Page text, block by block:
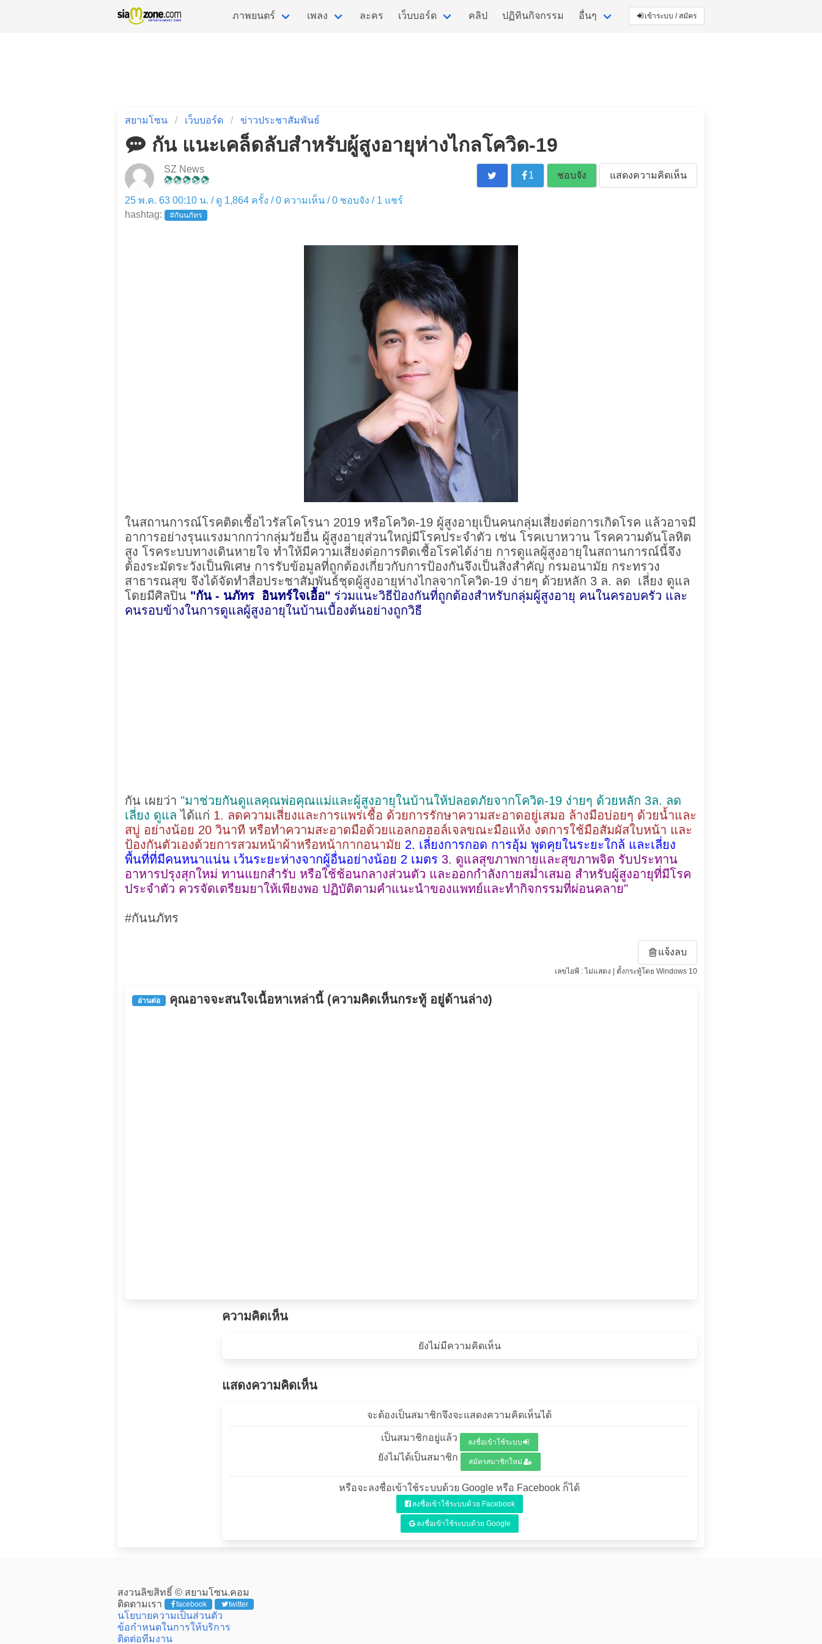
ภาพยนตร์ เพลง ละคร เว็บบอร์ด คลิป ปฏิทินกิจกรรม อื่นๆ เข้าระบบ / สมัคร
สยามโซน เว็บบอร์ด ข่าวประชาสัมพันธ์
กัน แนะเคล็ดลับสำหรับผู้สูงอายุห่างไกลโควิด-19
SZ News
1 ชอบจัง แสดงความคิดเห็น
25 พ.ค. 63 00:10 น. / ดู 1,864 ครั้ง / 0 ความเห็น /0 ชอบจัง / 1 แชร์
hashtag:
#กันนภัทร
ในสถานการณ์โรคติดเชื้อไวรัสโคโรนา 2019 หรือโควิด-19 ผู้สูงอายุเป็นคนกลุ่มเสี่ยงต่อการเกิดโรค แล้วอาจมี
อาการอย่างรุนแรงมากกว่ากลุ่มวัยอื่น ผู้สูงอายุส่วนใหญ่มีโรคประจำตัว เช่น โรคเบาหวาน โรคความดันโลหิต
สูง โรคระบบทางเดินหายใจ ทำให้มีความเสี่ยงต่อการติดเชื้อโรคได้ง่าย การดูแลผู้สูงอายุในสถานการณ์นี้จึง
ต้องระมัดระวังเป็นพิเศษ การรับข้อมูลที่ถูกต้องเกี่ยวกับการป้องกันจึงเป็นสิ่งสำคัญ กรมอนามัย กระทรวง
สาธารณสุข จึงได้จัดทำสื่อประชาสัมพันธ์ชุดผู้สูงอายุห่างไกลจากโควิด-19 ง่ายๆ ด้วยหลัก 3 ล. ลด เลี่ยง ดูแล
โดยมีศิลปิน "กัน - นภัทร อินทร์ใจเอื้อ" ร่วมแนะวิธีป้องกันที่ถูกต้องสำหรับกลุ่มผู้สูงอายุ คนในครอบครัว และ
คนรอบข้างในการดูแลผู้สูงอายุในบ้านเบื้องต้นอย่างถูกวิธี
กัน เผยว่า "มาช่วยกันดูแลคุณพ่อคุณแม่และผู้สูงอายุในบ้านให้ปลอดภัยจากโควิด-19 ง่ายๆ ด้วยหลัก 3ล. ลด
เลี่ยง ดูแล ได้แก่ 1. ลดความเสี่ยงและการแพร่เชื้อ ด้วยการรักษาความสะอาดอยู่เสมอ ล้างมือบ่อยๆ ด้วยน้ำและ
สบู่ อย่างน้อย 20 วินาที หรือทำความสะอาดมือด้วยแอลกอฮอล์เจลขณะมือแห้ง งดการใช้มือสัมผัสใบหน้า และ
ป้องกันตัวเองด้วยการสวมหน้าผ้าหรือหน้ากากอนามัย 2. เลี่ยงการกอด การอุ้ม พูดคุยในระยะใกล้ และเลี่ยง
พื้นที่ที่มีคนหนาแน่น เว้นระยะห่างจากผู้อื่นอย่างน้อย 2 เมตร 3. ดูแลสุขภาพกายและสุขภาพจิต รับประทาน
อาหารปรุงสุกใหม่ ทานแยกสำรับ หรือใช้ช้อนกลางส่วนตัว และออกกำลังกายสม่ำเสมอ สำหรับผู้สูงอายุที่มีโรค
ประจำตัว ควรจัดเตรียมยาให้เพียงพอ ปฏิบัติตามคำแนะนำของแพทย์และทำกิจกรรมที่ผ่อนคลาย"
#กันนภัทร
แจ้งลบ
เลขไอพี : ไม่แสดง | ตั้งกระทู้โดย Windows 10
อ่านต่อ คุณอาจจะสนใจเนื้อหาเหล่านี้ (ความคิดเห็นกระทู้ อยู่ด้านล่าง)
ความคิดเห็น
ยังไม่มีความคิดเห็น
แสดงความคิดเห็น
จะต้องเป็นสมาชิกจึงจะแสดงความคิดเห็นได้
เป็นสมาชิกอยู่แล้ว ลงชื่อเข้าใช้ระบบ
ยังไม่ได้เป็นสมาชิก สมัครสมาชิกใหม่
หรือจะลงชื่อเข้าใช้ระบบด้วย Google หรือ Facebook ก็ได้
ลงชื่อเข้าใช้ระบบด้วย Facebook
ลงชื่อเข้าใช้ระบบด้วย Google
สงวนลิขสิทธิ์ © สยามโซน.คอม
ติดตามเรา
facebook twitter
นโยบายความเป็นส่วนตัว
ข้อกำหนดในการให้บริการ
ติดต่อทีมงาน